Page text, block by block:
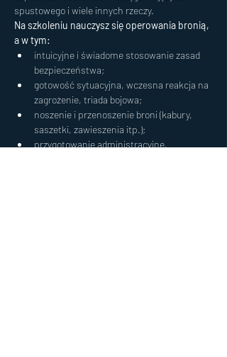
spustowego i wiele innych rzeczy.
Na szkoleniu nauczysz się operowania bronią,
a w tym:
intuicyjne i świadome stosowanie zasad
bezpieczeństwa;
gotowość sytuacyjna, wczesna reakcja na
zagrożenie, triada bojowa;
noszenie i przenoszenie broni (kabury,
saszetki, zawieszenia itp.);
przygotowanie administracyjne,